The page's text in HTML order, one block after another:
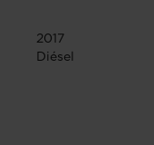
2017
Diésel